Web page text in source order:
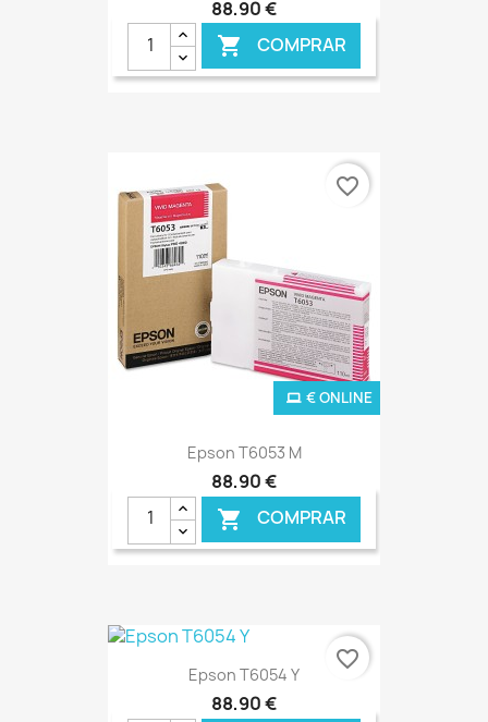
88,90 €
 COMPRAR
Epson T6053 M
88,90 €
 COMPRAR
€ ONLINE
favorite_border
Epson T6054 Y
88,90 €
favorite_border